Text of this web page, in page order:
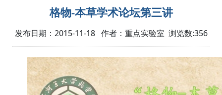
格物-本草学术论坛第三讲
发布日期：2015-11-18 作者：重点实验室 浏览数:356